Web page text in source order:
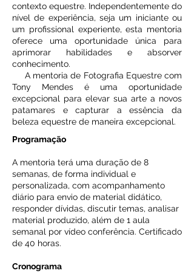
contexto equestre. Independentemente do
nível de experiência, seja um iniciante ou
um profissional experiente, esta mentoria
oferece uma oportunidade única para
aprimorar habilidades e absorver
conhecimento.
A mentoria de Fotografia Equestre com
Tony Mendes é uma oportunidade
excepcional para elevar sua arte a novos
patamares e capturar a essência da
beleza equestre de maneira excepcional.
Programação
A mentoria terá uma duração de 8
semanas, de forma individual e
personalizada, com acompanhamento
diário para envio de material didático,
responder dívidas, discutir temas, analisar
material produzido, além de 1 aula
semanal por vídeo conferência. Certificado
de 40 horas.
Cronograma